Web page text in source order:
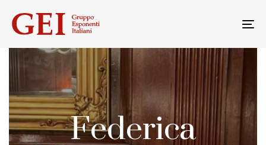
links
primary
navigation
content
Federica